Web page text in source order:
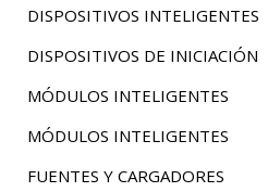
DISPOSITIVOS INTELIGENTES
DISPOSITIVOS DE INICIACIÓN
MÓDULOS INTELIGENTES
MÓDULOS INTELIGENTES
FUENTES Y CARGADORES